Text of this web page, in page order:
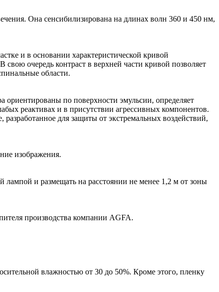
Она сенсибилизирована на длинах волн 360 и 450 нм,
и в основании характеристической кривой
очередь контраст в верхней части кривой позволяет
области.
ориентированы по поверхности эмульсии, определяет
реактивах и в присутствии агрессивных компонентов.
для защиты от экстремальных воздействий,
изображения.
лампой и размещать на расстоянии не менее 1,2 м от зоны
производства компании AGFA.
влажностью от 30 до 50%. Кроме этого, пленку